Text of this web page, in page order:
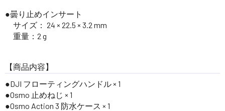
●曇り止めインサート
サイズ： 24 × 22.5 × 3.2 mm
重量：2 g
【商品内容】
●DJI フローティングハンドル × 1
●Osmo 止めねじ × 1
●Osmo Action 3 防水ケース × 1